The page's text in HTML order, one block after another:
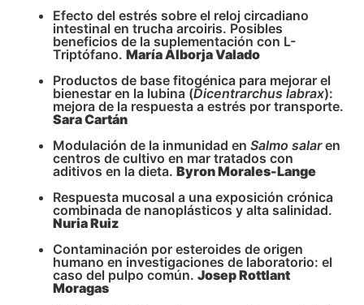
Efecto del estrés sobre el reloj circadiano
intestinal en trucha arcoiris. Posibles
beneficios de la suplementación con L-
Triptófano. María Alborja Valado
Productos de base fitogénica para mejorar el
bienestar en la lubina (Dicentrarchus labrax):
mejora de la respuesta a estrés por transporte.
Sara Cartán
Modulación de la inmunidad en Salmo salaren
centros de cultivo en mar tratados con
aditivos en la dieta. Byron Morales-Lange
Respuesta mucosal a una exposición crónica
combinada de nanoplásticos y alta salinidad.
Nuria Ruiz
Contaminación por esteroides de origen
humano en investigaciones de laboratorio: el
caso del pulpo común. Josep Rottlant
Moragas